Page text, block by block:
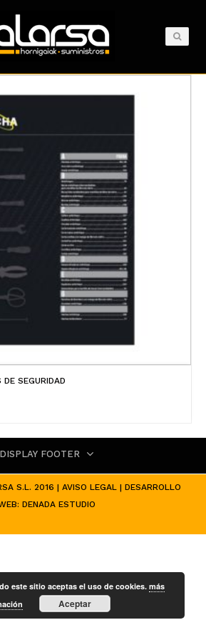
SEGURIDAD
DISPLAY FOOTER
S.L. 2016 | AVISO LEGAL | DESARROLLO
DENADA ESTUDIO
este sitio aceptas el uso de cookies.más
Aceptar